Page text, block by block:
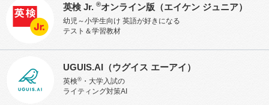
英検 Jr. ®オンライン版 （エイケン ジュニア）
幼児～小学生向け 英語が好きになる
テスト＆学習教材
UGUIS.AI （ウグイス エーアイ）
英検® ・大学入試の
ライティング対策AI